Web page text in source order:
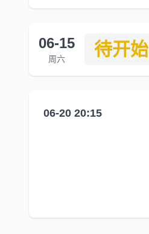
06-15
周六 待开始
06-20 20:15